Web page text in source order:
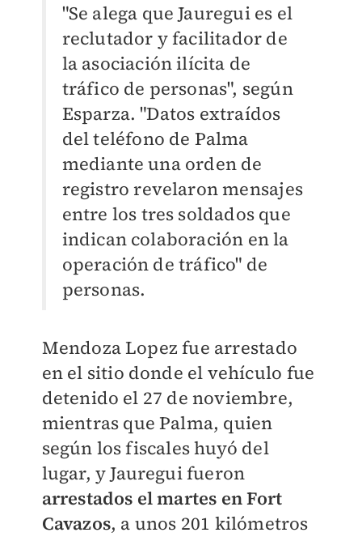
"Se alega que Jauregui es el
reclutador y facilitador de
la asociación ilícita de
tráfico de personas", según
Esparza. "Datos extraídos
del teléfono de Palma
mediante una orden de
registro revelaron mensajes
entre los tres soldados que
indican colaboración en la
operación de tráfico" de
personas.
Mendoza Lopez fue arrestado
en el sitio donde el vehículo fue
detenido el 27 de noviembre,
mientras que Palma, quien
según los fiscales huyó del
lugar, y Jauregui fueron
arrestados el martes en Fort
Cavazos, a unos 201 kilómetros